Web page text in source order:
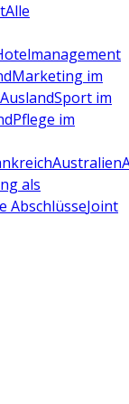
Alle
Marketing im
Sport im
Pflege im
Australien
als
AbschlüsseJoint